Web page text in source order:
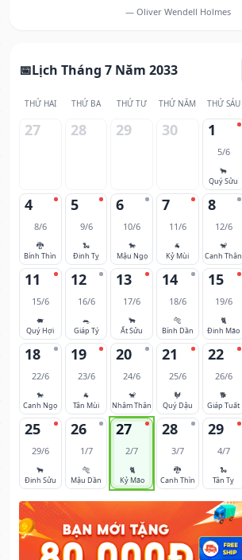
— Oliver Wendell Holmes
Lịch Tháng 7 Năm 2033
THỨ HAI THỨ BA THỨ TƯ THỨ NĂM THỨ SÁU
27 28 29 30 1
5/6
🐂
Quý Sửu
4
8/6
🐉
Bính Thìn
5
9/6
🐍
Đinh Tỵ
6
10/6
🐎
Mậu Ngọ
7
11/6
🐐
Kỷ Mùi
8
12/6
🐒
Canh Thân
11
15/6
🐖
Quý Hợi
12
16/6
🐀
Giáp Tý
13
17/6
🐂
Ất Sửu
14
18/6
🐅
Bính Dần
15
19/6
🐈
Đinh Mão
18
22/6
🐎
Canh Ngọ
19
23/6
🐐
Tân Mùi
20
24/6
🐒
Nhâm Thân
21
25/6
🐓
Quý Dậu
22
26/6
🐕
Giáp Tuất
25
29/6
🐂
Đinh Sửu
26
1/7
🐅
Mậu Dần
27
2/7
🐈
Kỷ Mão
28
3/7
🐉
Canh Thìn
29
4/7
🐍
Tân Tỵ